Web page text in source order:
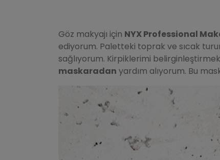
Göz makyajı için NYX Professional
ediyorum. Paletteki toprak ve sıcak
sağlıyorum. Kirpiklerimi belirginleştirmek
maskaradan yardım alıyorum. Bu